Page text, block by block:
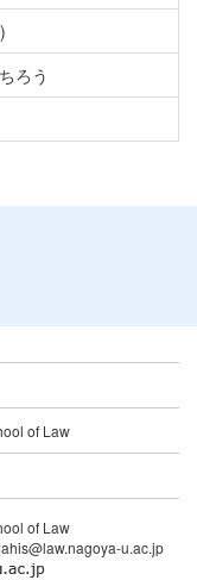
ろう
of Law
of Law
u.ac.jp